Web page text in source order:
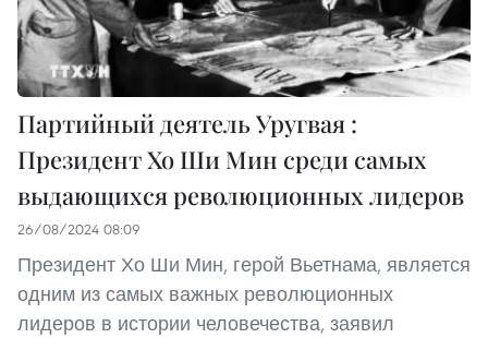
Партийный деятель Уругвая :
Президент Хо Ши Мин среди самых
выдающихся революционных лидеров
26/08/2024 08:09
Президент Хо Ши Мин, герой Вьетнама, является
одним из самых важных революционных
лидеров в истории человечества, заявил